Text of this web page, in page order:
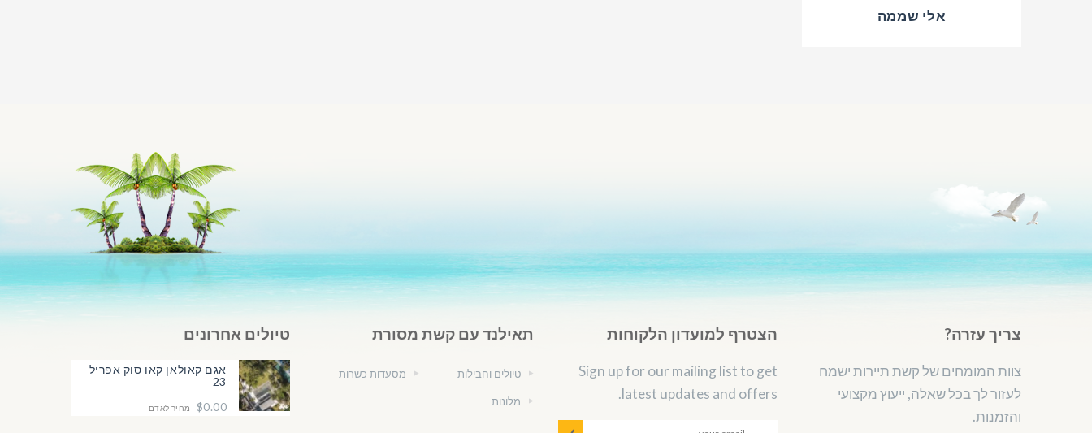
אלי שממה
צריך עזרה?
צוות המומחים של קשת תיירות ישמח
לעזור לך בכל שאלה, ייעוץ מקצועי
והזמנות.
הצטרף למועדון הלקוחות
Sign up for our mailing list to get
latest updates and offers.
תאילנד עם קשת מסורת
טיולים וחבילות
מלונות
מסעדות כשרות
טיולים אחרונים
אגם קאולאן קאו סוק אפריל
23
$0.00
מחיר לאדם